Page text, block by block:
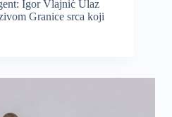
Igor Vlajnić Ulaz
Granice srca koji